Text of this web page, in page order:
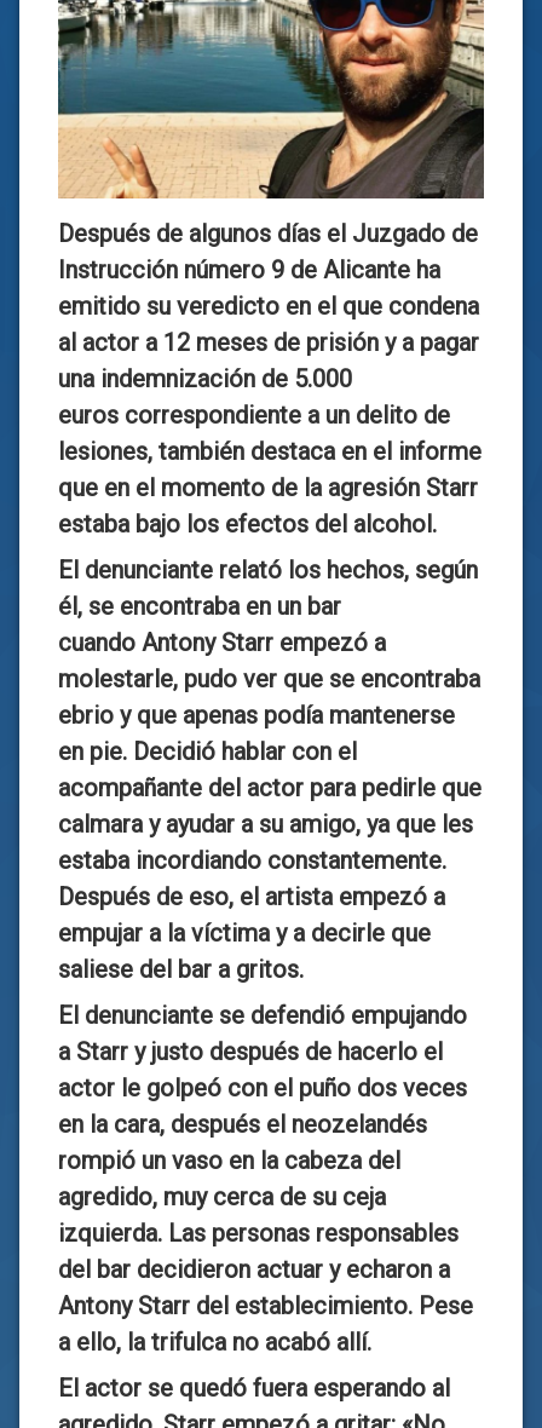
Después de algunos días el Juzgado de
Instrucción número 9 de Alicante ha
emitido su veredicto en el que condena
al actor a 12 meses de prisión y a pagar
una indemnización de 5.000
euros correspondiente a un delito de
lesiones, también destaca en el informe
que en el momento de la agresión Starr
estaba bajo los efectos del alcohol.
El denunciante relató los hechos, según
él, se encontraba en un bar
cuando Antony Starr empezó a
molestarle, pudo ver que se encontraba
ebrio y que apenas podía mantenerse
en pie. Decidió hablar con el
acompañante del actor para pedirle que
calmara y ayudar a su amigo, ya que les
estaba incordiando constantemente.
Después de eso, el artista empezó a
empujar a la víctima y a decirle que
saliese del bar a gritos.
El denunciante se defendió empujando
a Starr y justo después de hacerlo el
actor le golpeó con el puño dos veces
en la cara, después el neozelandés
rompió un vaso en la cabeza del
agredido, muy cerca de su ceja
izquierda. Las personas responsables
del bar decidieron actuar y echaron a
Antony Starr del establecimiento. Pese
a ello, la trifulca no acabó allí.
El actor se quedó fuera esperando al